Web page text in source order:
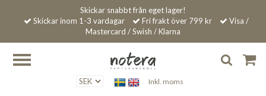
Skickar snabbt från eget lager!
Skickar inom 1-3 vardagar
Fri frakt över 799 kr
Visa /
Mastercard / Swish / Klarna
Inkl. moms